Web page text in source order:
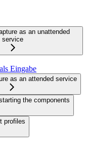
as an unattended
service
Eingabe
as an attended service
the components
profiles